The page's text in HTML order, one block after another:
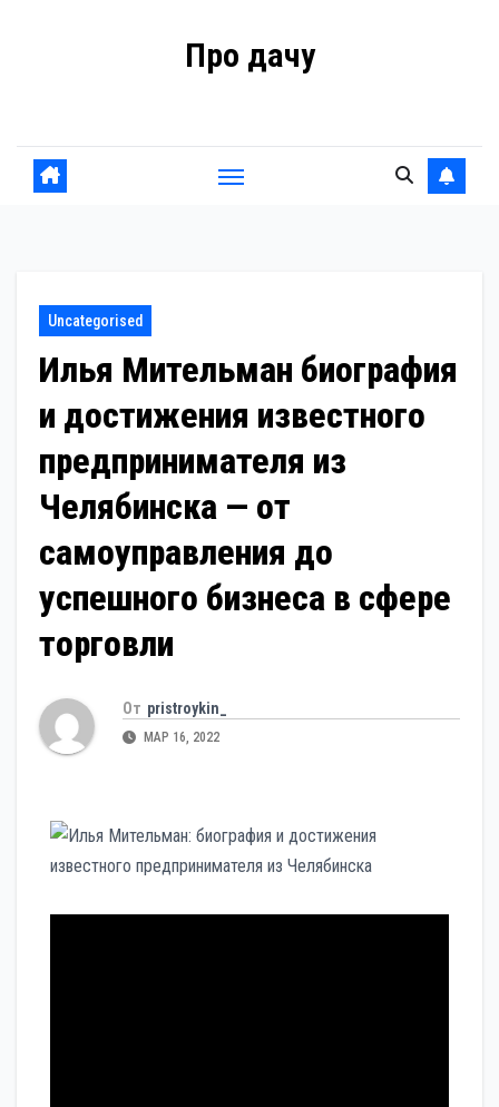
Про дачу
Uncategorised
Илья Мительман биография
и достижения известного
предпринимателя из
Челябинска — от
самоуправления до
успешного бизнеса в сфере
торговли
От pristroykin_
МАР 16, 2022